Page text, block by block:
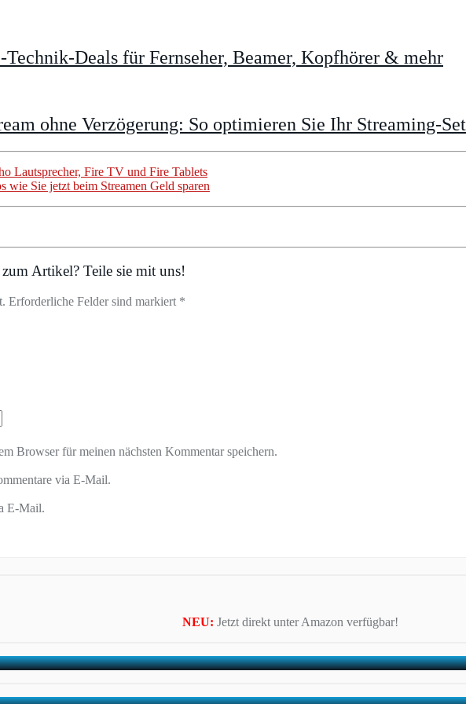
Deals für Fernseher, Beamer, Kopfhörer & mehr
ohne Verzögerung: So optimieren Sie Ihr Streaming-
Lautsprecher, Fire TV und Fire Tablets
Sie jetzt beim Streamen Geld sparen
Artikel? Teile sie mit uns!
Erforderliche Felder sind markiert *
Browser für meinen nächsten Kommentar speichern.
via E-Mail.
E-Mail.
NEU: Jetzt direkt unter Amazon verfügbar!